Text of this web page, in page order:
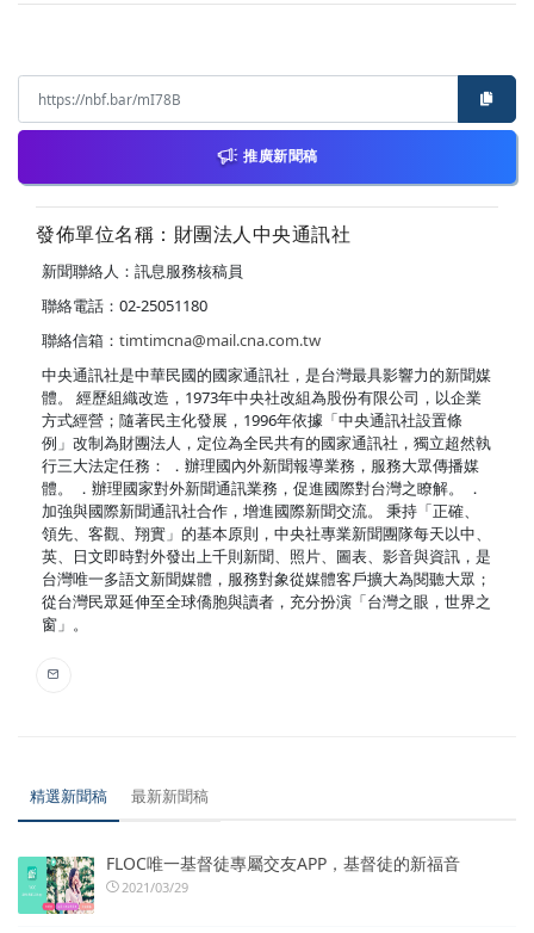
推廣新聞稿
發佈單位名稱：財團法人中央通訊社
新聞聯絡人：訊息服務核稿員
聯絡電話：02-25051180
聯絡信箱： timtimcna@mail.cna.com.tw
中央通訊社是中華民國的國家通訊社，是台灣最具影響力的新聞媒
體。 經歷組織改造，1973年中央社改組為股份有限公司，以企業
方式經營；隨著民主化發展，1996年依據「中央通訊社設置條
例」改制為財團法人，定位為全民共有的國家通訊社，獨立超然執
行三大法定任務： ．辦理國內外新聞報導業務，服務大眾傳播媒
體。 ．辦理國家對外新聞通訊業務，促進國際對台灣之瞭解。 ．
加強與國際新聞通訊社合作，增進國際新聞交流。 秉持「正確、
領先、客觀、翔實」的基本原則，中央社專業新聞團隊每天以中、
英、日文即時對外發出上千則新聞、照片、圖表、影音與資訊，是
台灣唯一多語文新聞媒體，服務對象從媒體客戶擴大為閱聽大眾；
從台灣民眾延伸至全球僑胞與讀者，充分扮演「台灣之眼，世界之
窗」。
精選新聞稿 最新新聞稿
FLOC唯一基督徒專屬交友APP，基督徒的新福音
2021/03/29